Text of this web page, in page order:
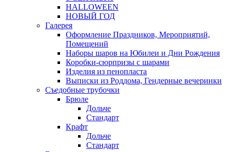
HALLOWEEN
НОВЫЙ ГОД
Галерея
Оформление Праздников, Мероприятий,
Помещений
Наборы шаров на Юбилеи и Дни Рождения
Коробки-сюрпризы с шарами
Изделия из пенопласта
Выписки из Роддома, Гендерные вечеринки
Съедобные трубочки
Брюле
Дольче
Стандарт
Крафт
Дольче
Стандарт